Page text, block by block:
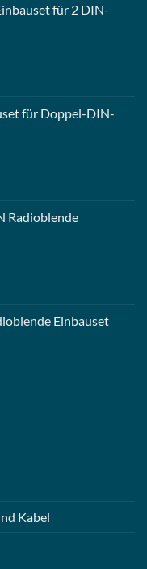
für 2 DIN-
für Doppel-DIN-
Radioblende
Einbauset
Kabel